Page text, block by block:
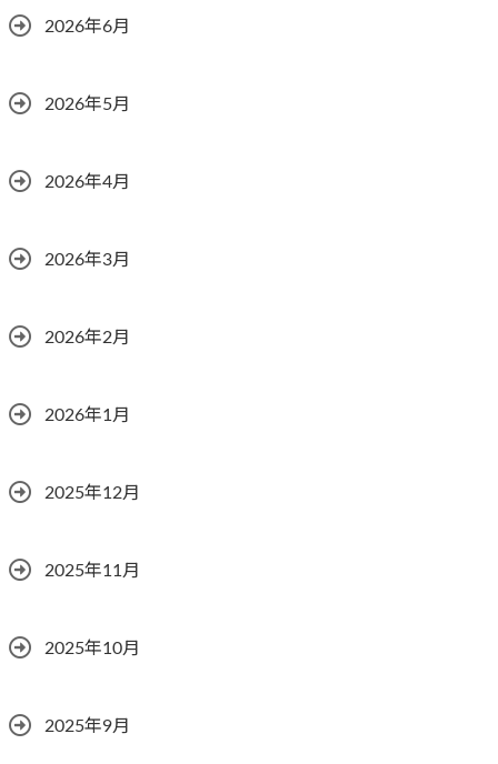
2026年6月
2026年5月
2026年4月
2026年3月
2026年2月
2026年1月
2025年12月
2025年11月
2025年10月
2025年9月